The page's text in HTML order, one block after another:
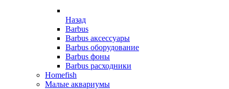
Назад
Barbus
Barbus аксессуары
Barbus оборудование
Barbus фоны
Barbus расходники
Homefish
Малые аквариумы